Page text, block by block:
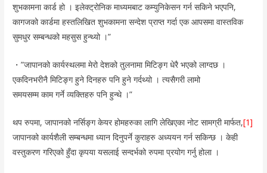
शुभकामना कार्ड हो । इलेक्ट्रोनिक माध्यमबाट कम्युनिकेसन गर्न सकिने भएपनि,
कागजको कार्डमा हस्तलिखित शुभकामना सन्देश प्राप्त गर्दा एक आपसमा वास्तविक
सुमधुर सम्बन्धको महसुस हुन्थ्यो ।”
・”जापानको कार्यस्थलमा मेरो देशको तुलनामा मिटिङ्ग धेरै भएको लाग्दछ ।
एकदिनभरीनै मिटिङ्ग हुने दिनहरु पनि हुने गर्दथ्यो । त्यसैगरी लामो
समयसम्म काम गर्ने व्यक्तिहरु पनि हुन्थे ।”
थप रुपमा, जापानको नर्सिङ्ग केयर होमहरुका लागि लेखिएका नोट सामग्री मार्फत,[1]
जापानको कार्यशैली सम्बन्धमा ध्यान दिनुपर्ने कुराहरु अध्ययन गर्न सकिन्छ । केही
वस्तुकरण गरिएको हुँदा कृपया यसलाई सन्दर्भको रुपमा प्रयोग गर्नु होला ।